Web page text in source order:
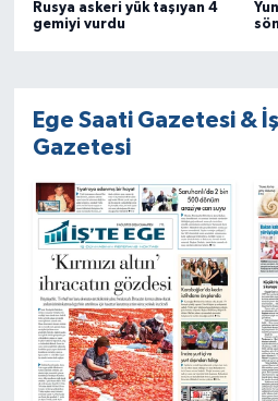
Rusya askeri yük taşıyan 4
gemiyi vurdu
Ege Saati Gazetesi &
Gazetesi